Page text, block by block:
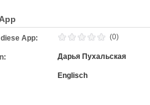
App: (0)
Дарья Пухальская
Englisch